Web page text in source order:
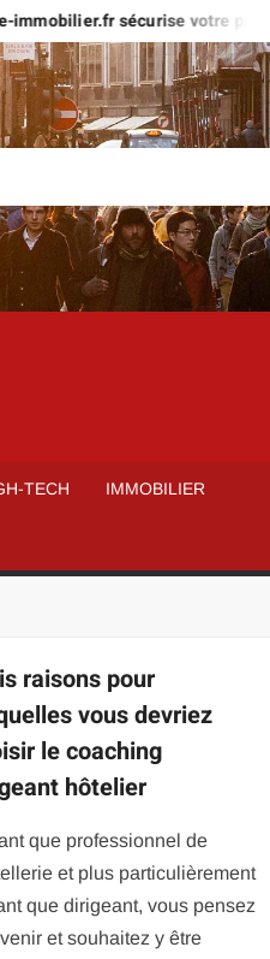
sécurise votre projet ?
TECH IMMOBILIER
raisons pour
vous devriez
le coaching
hôtelier
que professionnel de
et plus particulièrement
que dirigeant, vous pensez
et souhaitez y être